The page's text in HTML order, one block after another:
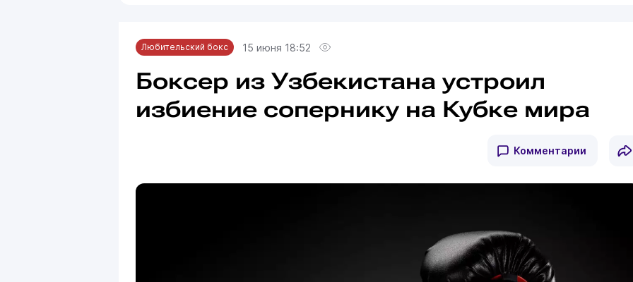
Любительский бокс 15 июня 18:52
Боксер из Узбекистана устроил
избиение сопернику на Кубке мира
Комментарии